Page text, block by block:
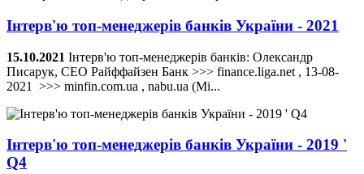
Інтерв'ю топ-менеджерів банків України - 2021
15.10.2021 Інтерв'ю топ-менеджерів банків: Олександр
Писарук, CEO Райффайзен Банк >>> finance.liga.net , 13-08-
2021 >>> minfin.com.ua , nabu.ua (Мі...
Інтерв'ю топ-менеджерів банків України - 2019 '
Q4